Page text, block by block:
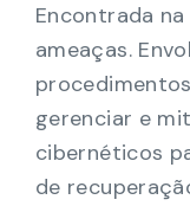
Encontrada
ameaças.
gerenciar e
cibernéticos
de